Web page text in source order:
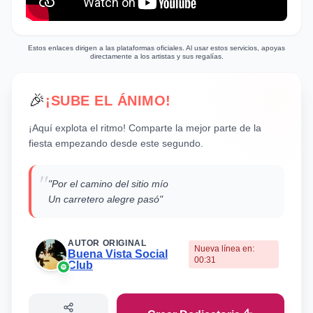
sencillas que transmiten un mensaje claro y
cubana. La canción, más que contar una
historia, es un retrato de la vida rural cubana
se encuentra en ella.
Estos enlaces dirigen a las plataformas oficiales. Al usar estos servicios, apoyas
directamente a los artistas y sus regalías.
🎉 ¡SUBE EL ÁNIMO!
¡Aquí explota el ritmo! Comparte la mejor parte de la
fiesta empezando desde este segundo.
""Por el camino del sitio mío
Un carretero alegre pasó"
AUTOR ORIGINAL
Buena Vista Social
Club
Nueva línea en:
00:31